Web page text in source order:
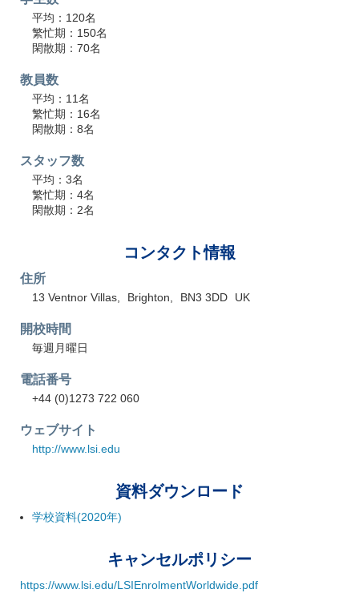
平均：120名
繁忙期：150名
閑散期：70名
教員数
平均：11名
繁忙期：16名
閑散期：8名
スタッフ数
平均：3名
繁忙期：4名
閑散期：2名
コンタクト情報
住所
13 Ventnor Villas Brighton BN3 3DD UK
開校時間
毎週月曜日
電話番号
+44 (0)1273 722 060
ウェブサイト
http://www.lsi.edu
資料ダウンロード
学校資料(2020年)
キャンセルポリシー
https://www.lsi.edu/LSIEnrolmentWorldwide.pdf